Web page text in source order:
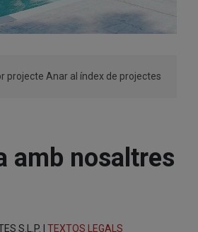
projecte Anar al índex de projectes
amb nosaltres
S.L.P. | TEXTOS LEGALS